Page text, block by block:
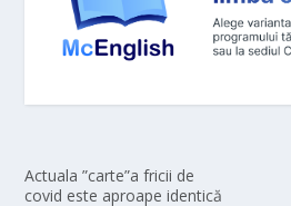
Actuala ”carte”a fricii de
covid este aproape identică